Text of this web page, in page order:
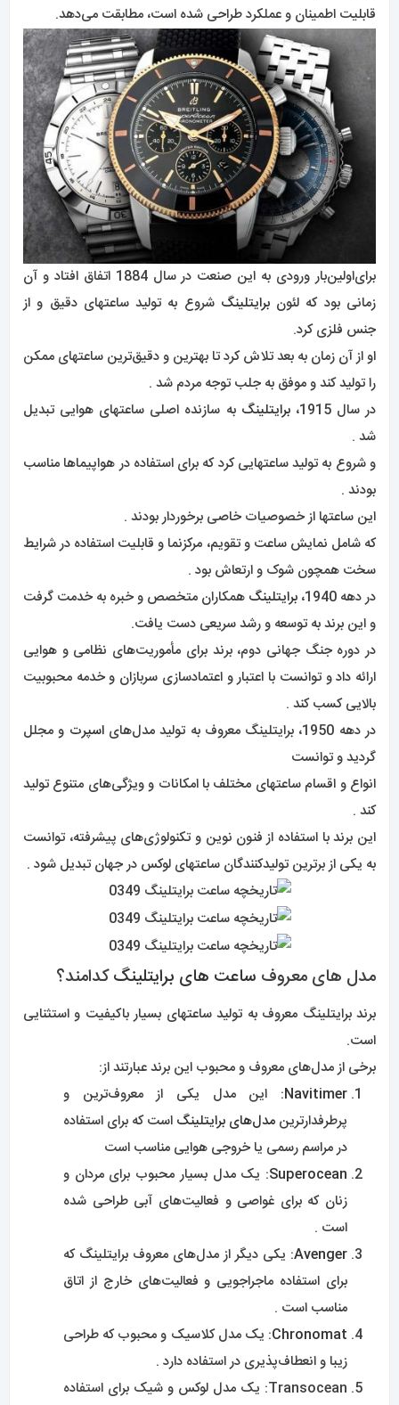
قابلیت اطمینان و عملکرد طراحی شده است، مطابقت می‌دهد.
برای‌اولین‌بار ورودی به این صنعت در سال 1884 اتفاق افتاد و آن
زمانی بود که لئونبرایتلینگ شروع به تولید ساعتهای دقیق و از
جنس فلزی کرد.
او از آن زمان به بعد تلاش کرد تا بهترین و دقیق‌ترین ساعتهای ممکن
را تولید کند و موفق به جلب توجه مردم شد .
در سال 1915،
برایتلینگ به سازنده اصلی ساعتهای هوایی تبدیل
شد .
و شروع به تولید ساعتهایی کرد که برای استفاده در هواپیماها مناسب
بودند .
این ساعتها از خصوصیات خاصی برخوردار بودند .
که شامل نمایش ساعت و تقویم، مرکز‌نما و قابلیت استفاده در شرایط
سخت همچون شوک و ارتعاش بود .
در دهه 1940،
برایتلینگ همکاران متخصص و خبره به خدمت گرفت
و این برند به توسعه و رشد سریعی دست یافت.
در دوره جنگ جهانی دوم، برند برای مأموریت‌های نظامی و هوایی
ارائه داد و توانست با اعتبار و اعتماد‌سازی سربازان و خدمه محبوبیت
بالایی کسب کند .
در دهه 1950، برایتلینگ معروف به تولید مدل‌های
اسپرت و مجلل
گردید و توانست
انواع و اقسام ساعتهای مختلف با امکانات و ویژگی‌های متنوع تولید
کند .
این برند با استفاده از فنون نوین و تکنولوژی‌های پیشرفته، توانست
به یکی از برترین تولیدکنندگان ساعتهای لوکس در جهان تبدیل شود .
مدل های معروف ساعت های برایتلینگکدامند؟
برند برایتلینگ معروف به تولید ساعتهای بسیار باکیفیت و استثنایی
است.
برخی از مدل‌های معروف و محبوب این برند عبارتند از:
Navitimer: این مدل یکی از معروف‌ترین و
پرطرفدارترین مدل‌های برایتلینگ است که برای استفاده
در مراسم رسمی یا خروجی هوایی مناسب است
Superocean: یک مدل بسیار محبوب برای مردان و
زنان که برای غواصی و فعالیت‌های آبی طراحی شده
است .
Avenger: یکی دیگر از مدل‌های معروف برایتلینگ که
برای استفاده ماجراجویی و فعالیت‌های خارج از اتاق
مناسب است .
Chronomat: یک مدل کلاسیک و محبوب که طراحی
زیبا و انعطاف‌پذیری در استفاده دارد .
Transocean: یک مدل لوکس و شیک برای استفاده